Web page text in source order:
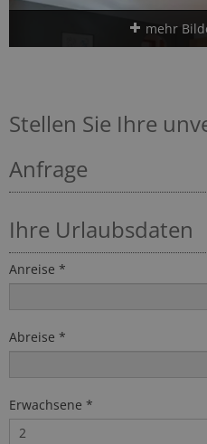
mehr
Stellen Sie Ihre
Anfrage
Ihre Urlaubsdaten
Anreise *
Abreise *
Erwachsene *